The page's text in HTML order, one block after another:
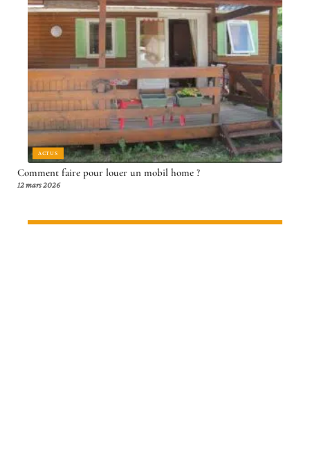
ACTUS
Comment faire pour louer un mobil home ?
12 mars 2026